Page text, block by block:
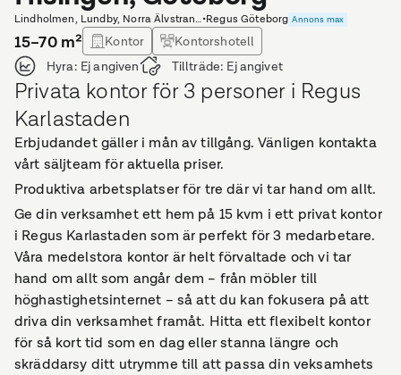
Lindholmen, Lundby, Norra Älvstranden•Regus Göteborg Annons max
15–70m² Kontor
Kontorshotell
Hyra: Ej angiven Tillträde: Ej angivet
Privata kontor för 3 personer i Regus
Karlastaden
Erbjudandet gäller i mån av tillgång. Vänligen kontakta
vårt säljteam för aktuella priser.
Produktiva arbetsplatser för tre där vi tar hand om allt.
Ge din verksamhet ett hem på 15 kvm i ett privat kontor
i Regus Karlastaden som är perfekt för 3 medarbetare.
Våra medelstora kontor är helt förvaltade och vi tar
hand om allt som angår dem – från möbler till
höghastighetsinternet – så att du kan fokusera på att
driva din verksamhet framåt. Hitta ett flexibelt kontor
för så kort tid som en dag eller stanna längre och
skräddarsy ditt utrymme till att passa din veksamhets